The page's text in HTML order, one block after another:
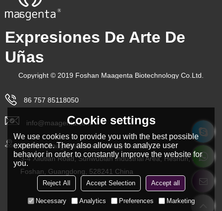
Expresiones De Arte De
Uñas
Copyright © 2019 Foshan Maagenta Biotechnology Co.Ltd.
86 757 85118050
info@maagenta.com
Foshan Maagenta Biotechnology Co.Ltd.
3-4 Xilutian Road, Sunwubian Industrial Area, Heshun, Lishui,
Foshan, Guangdong, 528241 China
Cookie settings
We use cookies to provide you with the best possible
experience. They also allow us to analyze user
behavior in order to constantly improve the website for
you.
Reject All Accept Selection Accept all
Necessary Analytics Preferences Marketing